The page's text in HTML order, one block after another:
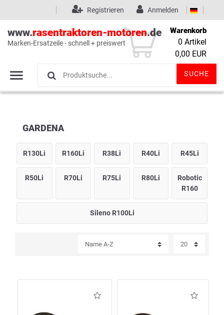
Wunschliste (0)
Anmelden
Registrieren
www.rasentraktoren-motoren.de
Marken-Ersatzeile - schnell + preiswert
SUCHE
Warenkorb
0 Artikel
0,00 EUR
GARDENA
R130Li R160Li R38Li R40Li R45Li
R50Li R70Li R75Li R80Li
Robotic
R160
Sileno R100Li